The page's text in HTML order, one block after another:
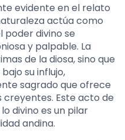
evidente en el relato
actúa como
poder divino se
y palpable. La
de la diosa, sino que
su influjo,
sagrado que ofrece
creyentes. Este acto de
divino es un pilar
andina.